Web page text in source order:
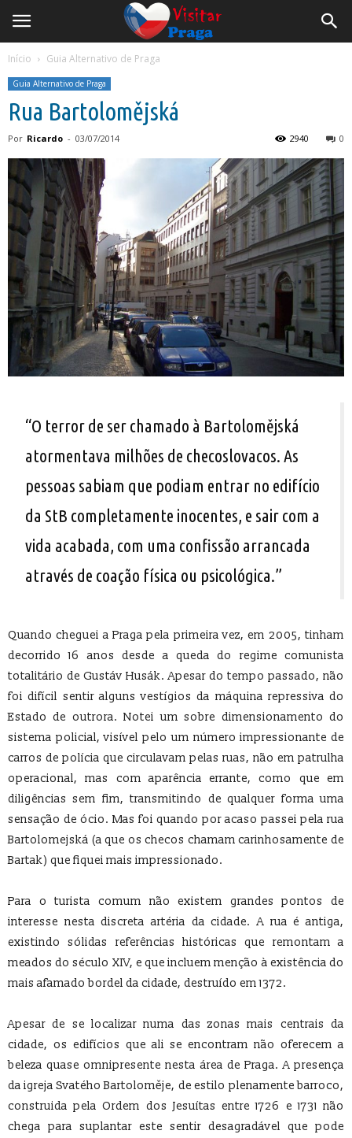
Início Guia Alternativo de Praga
Guia Alternativo de Praga
Rua Bartolomějská
Por Ricardo - 03/07/2014 0
2940
“O terror de ser chamado à Bartolomějská
atormentava milhões de checoslovacos. As
pessoas sabiam que podiam entrar no edifício
da StB completamente inocentes, e sair com a
vida acabada, com uma confissão arrancada
através de coação física ou psicológica.”
Quando cheguei a Praga pela primeira vez, em 2005, tinham
decorrido 16 anos desde a queda do regime comunista
totalitário de Gustáv Husák. Apesar do tempo passado, não
foi difícil sentir alguns vestígios da máquina repressiva do
Estado de outrora. Notei um sobre dimensionamento do
sistema policial, visível pelo um número impressionante de
carros de polícia que circulavam pelas ruas, não em patrulha
operacional, mas com aparência errante, como que em
diligências sem fim, transmitindo de qualquer forma uma
sensação de ócio. Mas foi quando por acaso passei pela rua
Bartolomejská (a que os checos chamam carinhosamente de
Bartak) que fiquei mais impressionado.
Para o turista comum não existem grandes pontos de
interesse nesta discreta artéria da cidade. A rua é antiga,
existindo sólidas referências históricas que remontam a
meados do século XIV, e que incluem menção à existência do
mais afamado bordel da cidade, destruído em 1372.
Apesar de se localizar numa das zonas mais centrais da
cidade, os edifícios que ali se encontram não oferecem a
beleza quase omnipresente nesta área de Praga. A presença
da igreja Svatého Bartoloměje, de estilo plenamente barroco,
construida pela Ordem dos Jesuítas entre 1726 e 1731 não
chega para suplantar este sentir desagradável que pode